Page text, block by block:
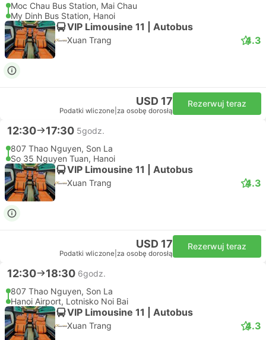
Moc Chau Bus Station, Mai Chau
My Dinh Bus Station, Hanoi
VIP Limousine 11 | Autobus
Xuan Trang 4.3
USD 17
Podatki wliczone za osobę dorosłą
Rezerwuj teraz
12:30 17:30 5godz.
807 Thao Nguyen, Son La
So 35 Nguyen Tuan, Hanoi
VIP Limousine 11 | Autobus
Xuan Trang 4.3
USD 17
Podatki wliczone za osobę dorosłą
Rezerwuj teraz
12:30 18:30 6godz.
807 Thao Nguyen, Son La
Hanoi Airport, Lotnisko Noi Bai
VIP Limousine 11 | Autobus
Xuan Trang 4.3